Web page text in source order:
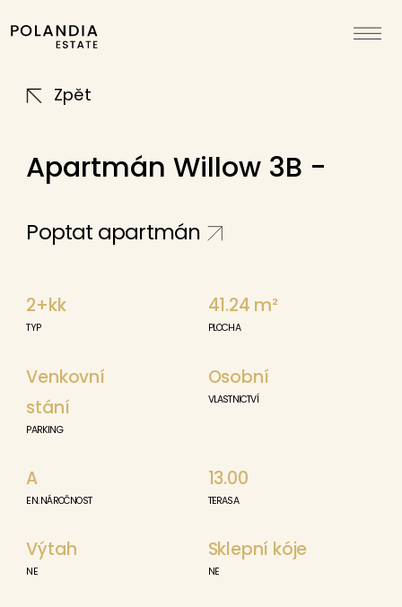
Zpět
Apartmán Willow 3B -
Poptat apartmán
2+kk
TYP
41.24 m²
PLOCHA
Venkovní
stání
PARKING
Osobní
VLASTNICTVÍ
A
EN. NÁROČNOST
13.00
TERASA
Výtah
NE
Sklepní kóje
NE